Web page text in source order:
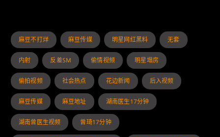
麻豆不打烊 麻豆传媒 明星网红黑料 无套
内射 反差SM 偷情视频 明星塌房
偷拍视频 社会热点 花边新闻 后入视频
麻豆传媒 麻豆地址 湖南医生17分钟
湖南曾医生视频 曾琦17分钟